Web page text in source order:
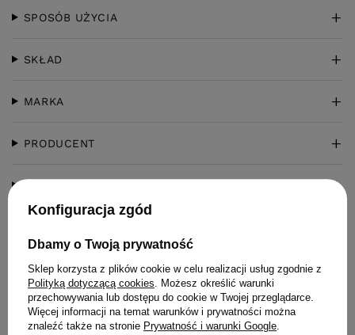
SPOSÓB UŻYCIA
SKŁAD
MARKA
PRODUCENT
Konfiguracja zgód
Dbamy o Twoją prywatność
Sklep korzysta z plików cookie w celu realizacji usług zgodnie z
Polityką dotyczącą cookies. Możesz określić warunki
przechowywania lub dostępu do cookie w Twojej przeglądarce.
Więcej informacji na temat warunków i prywatności można
znaleźć także na stronie Prywatność i warunki Google.